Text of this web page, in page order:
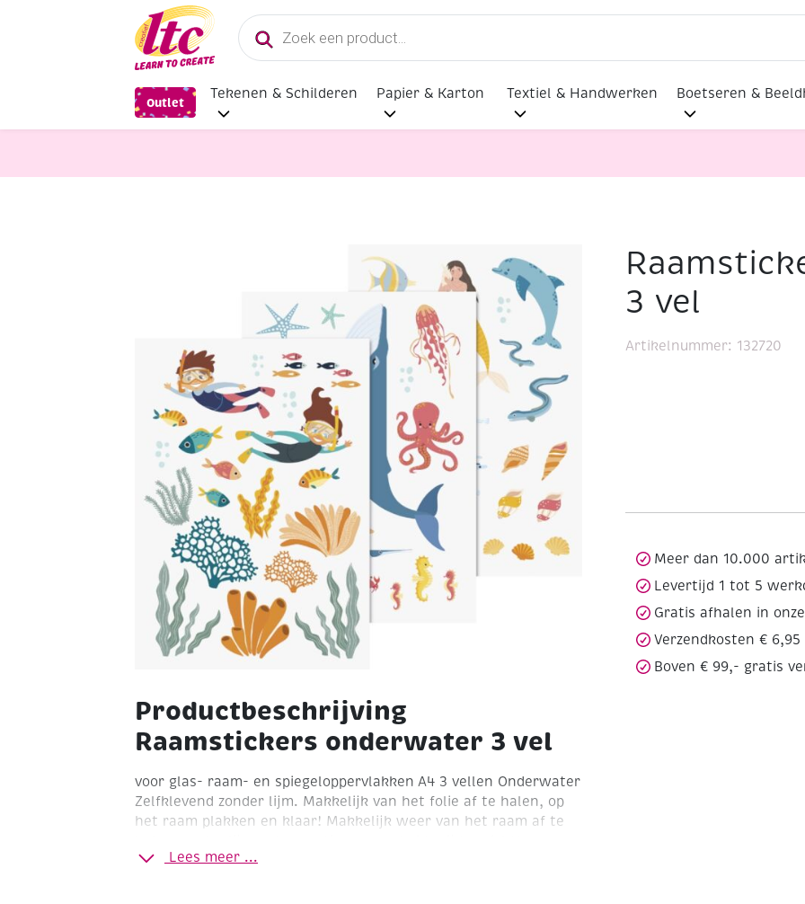
Producten
zoeken
Outlet
Tekenen & Schilderen Papier & Karton Textiel & Handwerken Boetseren &
Glasversiering en Raamdecoratie Raamstickers onderwater 3 vel
Productbeschrijving
Raamstickers onderwater 3 vel
voor glas- raam- en spiegeloppervlakken A4 3 vellen Onderwater
Zelfklevend zonder lijm. Makkelijk van het folie af te halen, op
het raam plakken en klaar! Makkelijk weer van het raam af te
Lees meer ...
3 vel
Artikelnummer: 132720
Meer dan 10.000
Levertijd 1 tot 5
Gratis afhalen in
Verzendkosten € 6,95
Boven € 99,- gratis